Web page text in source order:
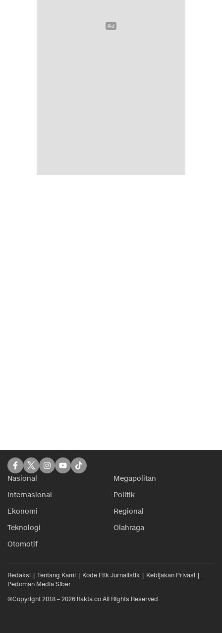
Nasional
Megapolitan
Internasional
Politik
Ekonomi
Regional
Teknologi
Olahraga
Otomotif
Redaksi Tentang Kami Kode Etik Jurnalistik
Kebijakan Privasi
Pedoman Media Siber
©Copyright 2018 – 2026 ifakta.co All Rights Reserved